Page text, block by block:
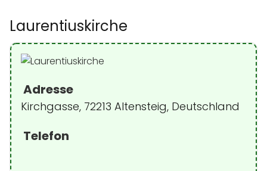
Laurentiuskirche
Adresse
Kirchgasse, 72213 Altensteig, Deutschland
Telefon